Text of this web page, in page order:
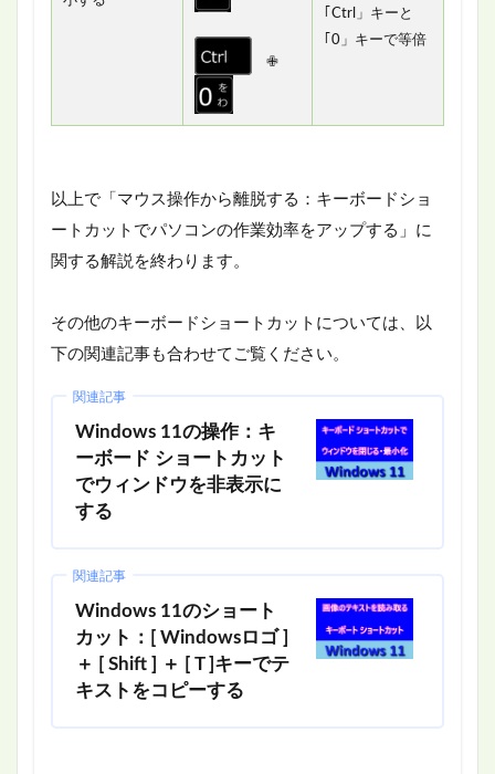
✙
｢Ctrl」キーと
｢0」キーで等倍
以上で「マウス操作から離脱する：キーボードショ
ートカットでパソコンの作業効率をアップする」に
関する解説を終わります。
その他のキーボードショートカットについては、以
下の関連記事も合わせてご覧ください。
関連記事
Windows 11の操作：キ
ーボード ショートカット
でウィンドウを非表示に
する
関連記事
Windows 11のショート
カット：[ Windowsロゴ ]
＋ [ Shift ] ＋ [ T ]キーでテ
キストをコピーする